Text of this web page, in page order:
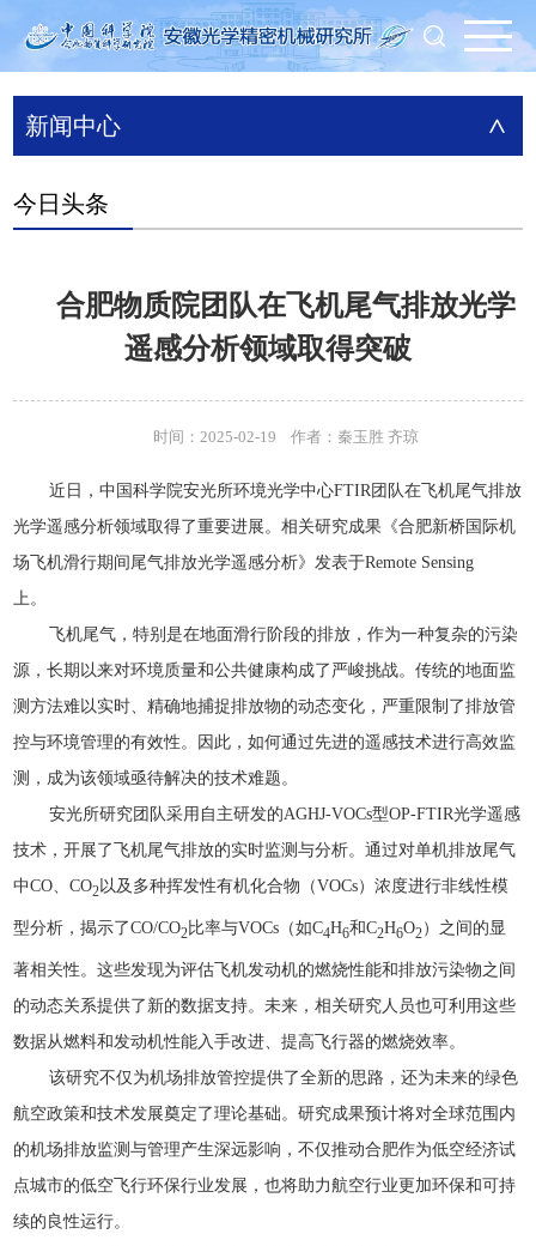
新闻中心 >
今日头条
合肥物质院团队在飞机尾气排放光学
遥感分析领域取得突破
时间：2025-02-19 作者：秦玉胜 齐琼
近日，中国科学院安光所环境光学中心FTIR团队在飞机尾气排放
光学遥感分析领域取得了重要进展。相关研究成果《合肥新桥国际机
场飞机滑行期间尾气排放光学遥感分析》发表于Remote Sensing
上。
飞机尾气，特别是在地面滑行阶段的排放，作为一种复杂的污染
源，长期以来对环境质量和公共健康构成了严峻挑战。传统的地面监
测方法难以实时、精确地捕捉排放物的动态变化，严重限制了排放管
控与环境管理的有效性。因此，如何通过先进的遥感技术进行高效监
测，成为该领域亟待解决的技术难题。
安光所研究团队采用自主研发的AGHJ-VOCs型OP-FTIR光学遥感
技术，开展了飞机尾气排放的实时监测与分析。通过对单机排放尾气
中CO、CO2以及多种挥发性有机化合物（VOCs）浓度进行非线性模
型分析，揭示了CO/CO2比率与VOCs（如C4H6和C2H6O2）之间的显
著相关性。这些发现为评估飞机发动机的燃烧性能和排放污染物之间
的动态关系提供了新的数据支持。未来，相关研究人员也可利用这些
数据从燃料和发动机性能入手改进、提高飞行器的燃烧效率。
该研究不仅为机场排放管控提供了全新的思路，还为未来的绿色
航空政策和技术发展奠定了理论基础。研究成果预计将对全球范围内
的机场排放监测与管理产生深远影响，不仅推动合肥作为低空经济试
点城市的低空飞行环保行业发展，也将助力航空行业更加环保和可持
续的良性运行。